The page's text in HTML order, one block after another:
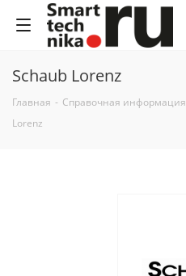
Schaub Lorenz
Главная - Справочная информация
Lorenz